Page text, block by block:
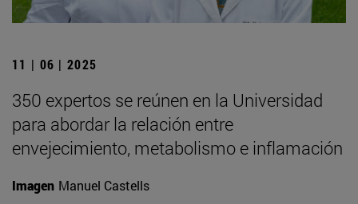
11 | 06 | 2025
350 expertos se reúnen en la Universidad
para abordar la relación entre
envejecimiento, metabolismo e inflamación
Imagen Manuel Castells